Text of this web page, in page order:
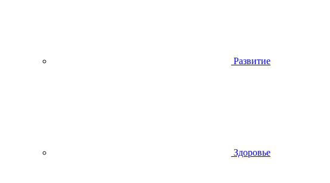
Развитие
Здоровье